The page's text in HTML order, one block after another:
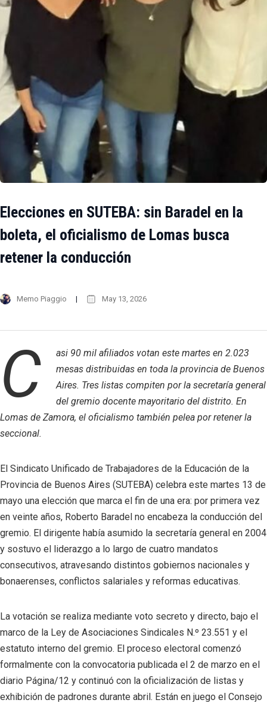
Elecciones en SUTEBA: sin Baradel en la
boleta, el oficialismo de Lomas busca
retener la conducción
Memo Piaggio May 13, 2026
C
asi 90 mil afiliados votan este martes en 2.023
mesas distribuidas en toda la provincia de Buenos
Aires. Tres listas compiten por la secretaría general
del gremio docente mayoritario del distrito. En
Lomas de Zamora, el oficialismo también pelea por retener la
seccional.
El Sindicato Unificado de Trabajadores de la Educación de la
Provincia de Buenos Aires (SUTEBA) celebra este martes 13 de
mayo una elección que marca el fin de una era: por primera vez
en veinte años, Roberto Baradel no encabeza la conducción del
gremio. El dirigente había asumido la secretaría general en 2004
y sostuvo el liderazgo a lo largo de cuatro mandatos
consecutivos, atravesando distintos gobiernos nacionales y
bonaerenses, conflictos salariales y reformas educativas.
La votación se realiza mediante voto secreto y directo, bajo el
marco de la Ley de Asociaciones Sindicales N.º 23.551 y el
estatuto interno del gremio. El proceso electoral comenzó
formalmente con la convocatoria publicada el 2 de marzo en el
diario Página/12 y continuó con la oficialización de listas y
exhibición de padrones durante abril. Están en juego el Consejo